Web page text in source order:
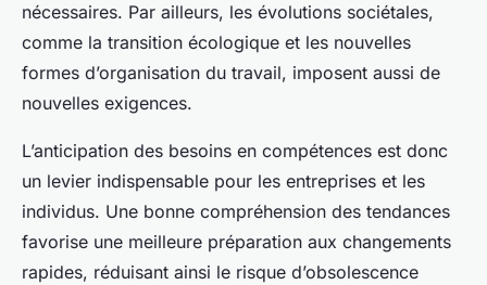
nécessaires. Par ailleurs, les évolutions sociétales,
comme la transition écologique et les nouvelles
formes d’organisation du travail, imposent aussi de
nouvelles exigences.
L’anticipation des besoins en compétences est donc
un levier indispensable pour les entreprises et les
individus. Une bonne compréhension des tendances
favorise une meilleure préparation aux changements
rapides, réduisant ainsi le risque d’obsolescence